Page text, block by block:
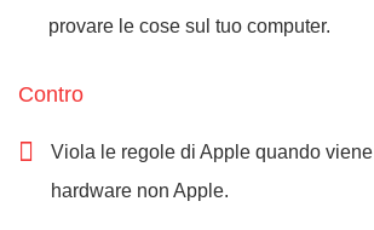
provare le cose sul tuo computer.
Contro
Viola le regole di Apple quando
hardware non Apple.